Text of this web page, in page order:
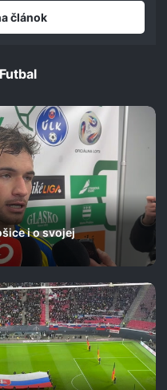
článok
i o svojej